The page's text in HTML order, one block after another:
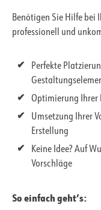
Benötigen Sie Hilfe bei
professionell und
Perfekte
Optimierung Ihrer
Umsetzung Ihrer
Erstellung
Keine Idee? Auf
Vorschläge
So einfach geht’s: